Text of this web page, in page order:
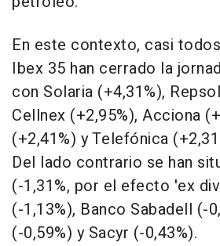
En este contexto, casi
Ibex 35 han cerrado la
con Solaria (+4,31%),
Cellnex (+2,95%), Acciona
(+2,41%) y Telefónica
Del lado contrario se han
(-1,31%, por el efecto 'ex
(-1,13%), Banco Sabadell (-
(-0,59%) y Sacyr (-0,43%).